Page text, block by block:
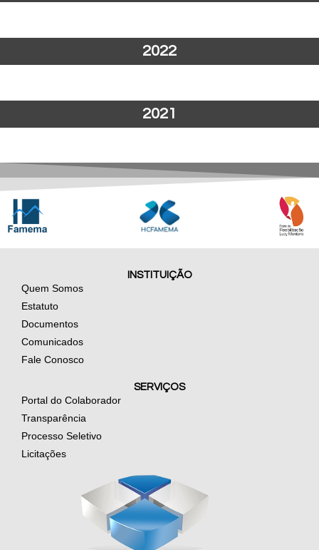
2022
2021
INSTITUIÇÃO
Quem Somos
Estatuto
Documentos
Comunicados
Fale Conosco
SERVIÇOS
Portal do Colaborador
Transparência
Processo Seletivo
Licitações